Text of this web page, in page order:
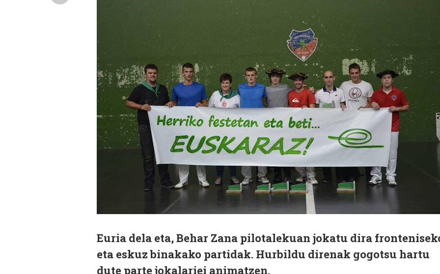
Euria dela eta, Behar Zana pilotalekuan jokatu dira
eta eskuz binakako partidak. Hurbildu direnak gogotsu hartu
dute parte jokalariei animatzen.